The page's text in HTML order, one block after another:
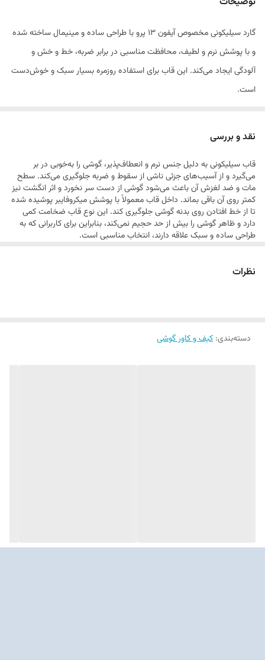
سبک و ضخامت کم
گارد سیلیکونی مخصوص آیفون 13 پرو با طراحی ساده و مینیمال ساخته شده
و با پوشش نرم و لطیف، محافظت مناسبی در برابر ضربه، خط و خش و
آلودگی ایجاد می‌کند. این قاب برای استفاده روزمره بسیار سبک و خوش‌دست
است.
نقد و بررسی
قاب سیلیکونی به دلیل جنس نرم و انعطاف‌پذیر، گوشی را به‌خوبی در بر
می‌گیرد و از آسیب‌های جزئی ناشی از سقوط و ضربه جلوگیری می‌کند. سطح
مات و ضد لغزش آن باعث می‌شود گوشی از دست سر نخورد و اثر انگشت نیز
کمتر روی آن باقی بماند. داخل قاب معمولاً با پوشش میکروفایبر پوشیده شده
تا از خط افتادن روی بدنه گوشی جلوگیری کند. این نوع قاب ضخامت کمی
دارد و ظاهر گوشی را بیش از حد حجیم نمی‌کند، بنابراین برای کاربرانی که به
طراحی ساده و سبک علاقه دارند، انتخاب مناسبی است.
نظرات
دسته‌بندی: کیف و کاور گوشی